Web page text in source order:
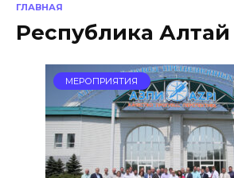
ГЛАВНАЯ
Республика Алтай
МЕРОПРИЯТИЯ